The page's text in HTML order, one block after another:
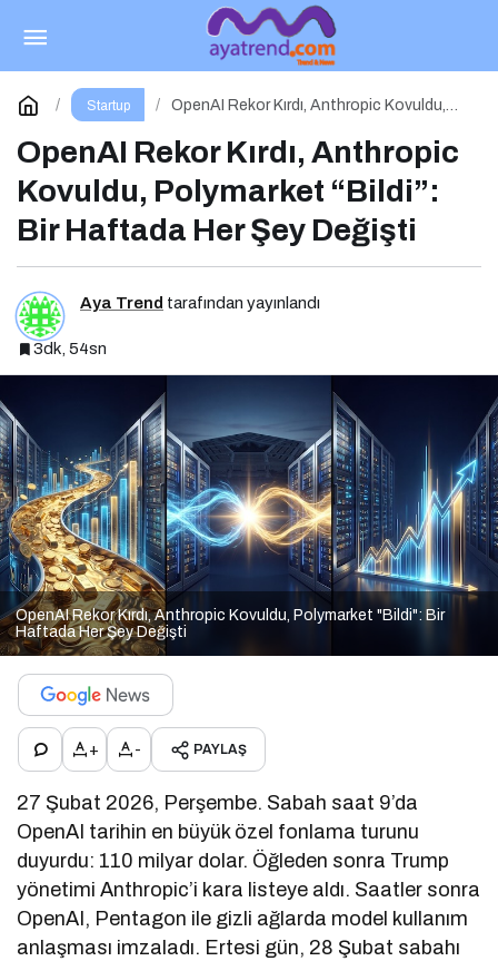
Startup
OpenAI Rekor Kırdı, Anthropic Kovuldu,
Değişti
OpenAI Rekor Kırdı, Anthropic
Kovuldu, Polymarket “Bildi”:
Bir Haftada Her Şey Değişti
Aya Trend tarafından yayınlandı
3dk, 54sn
OpenAI Rekor Kırdı, Anthropic Kovuldu, Polymarket "Bildi": Bir
Haftada Her Şey Değişti
+ - PAYLAŞ
27 Şubat 2026, Perşembe. Sabah saat 9’da
OpenAI tarihin en büyük özel fonlama turunu
duyurdu: 110 milyar dolar. Öğleden sonra Trump
yönetimi Anthropic’i kara listeye aldı. Saatler sonra
OpenAI, Pentagon ile gizli ağlarda model kullanım
anlaşması imzaladı. Ertesi gün, 28 Şubat sabahı
GenZ Talks: “Change the Game” – Geleceği
Tasarlayanlar Sahne Alıyor!
Yorum Yap